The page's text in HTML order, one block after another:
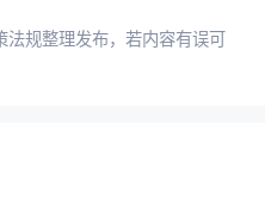
规整理发布，若内容有误可